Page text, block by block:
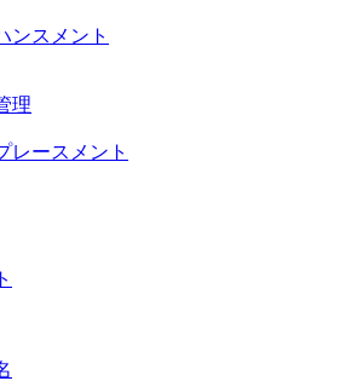
ンスメント
理
レースメント